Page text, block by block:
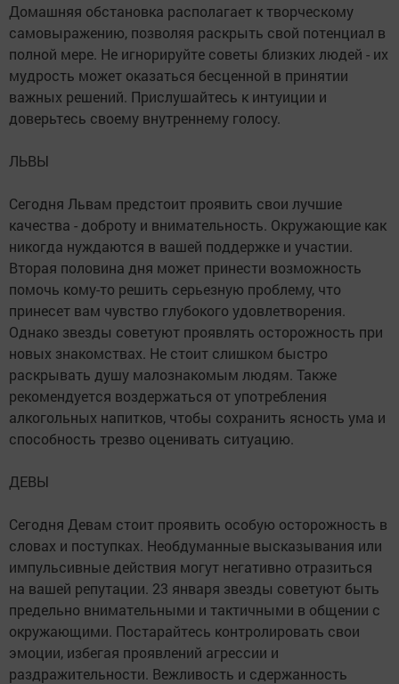
Домашняя обстановка располагает к творческому
самовыражению, позволяя раскрыть свой потенциал в
полной мере. Не игнорируйте советы близких людей - их
мудрость может оказаться бесценной в принятии
важных решений. Прислушайтесь к интуиции и
доверьтесь своему внутреннему голосу.
ЛЬВЫ
Сегодня Львам предстоит проявить свои лучшие
качества - доброту и внимательность. Окружающие как
никогда нуждаются в вашей поддержке и участии.
Вторая половина дня может принести возможность
помочь кому-то решить серьезную проблему, что
принесет вам чувство глубокого удовлетворения.
Однако звезды советуют проявлять осторожность при
новых знакомствах. Не стоит слишком быстро
раскрывать душу малознакомым людям. Также
рекомендуется воздержаться от употребления
алкогольных напитков, чтобы сохранить ясность ума и
способность трезво оценивать ситуацию.
ДЕВЫ
Сегодня Девам стоит проявить особую осторожность в
словах и поступках. Необдуманные высказывания или
импульсивные действия могут негативно отразиться
на вашей репутации. 23 января звезды советуют быть
предельно внимательными и тактичными в общении с
окружающими. Постарайтесь контролировать свои
эмоции, избегая проявлений агрессии и
раздражительности. Вежливость и сдержанность